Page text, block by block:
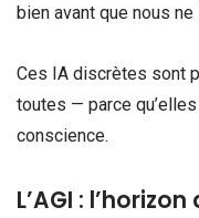
bien avant que nous ne
Ces IA discrètes sont
toutes — parce
conscience.
L’AGI :